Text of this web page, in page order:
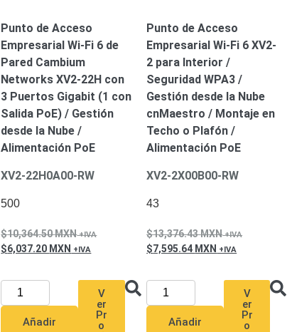
Punto de Acceso
Empresarial Wi-Fi 6 de
Pared Cambium
Networks XV2-22H con
3 Puertos Gigabit (1 con
Salida PoE) / Gestión
desde la Nube /
Alimentación PoE
XV2-22H0A00-RW
500
10,364.50MXN
6,037.20 MXN
Añadir
V
er
Pr
o
Punto de Acceso
Empresarial Wi-Fi 6 XV2-
2 para Interior /
Seguridad WPA3 /
Gestión desde la Nube
cnMaestro / Montaje en
Techo o Plafón /
Alimentación PoE
XV2-2X00B00-RW
43
13,376.43MXN
7,595.64 MXN
Añadir
V
er
Pr
o